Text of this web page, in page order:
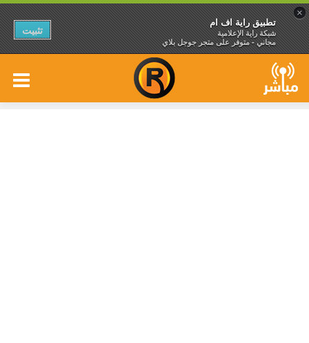
×
تطبيق راية اف ام
شبكة راية الإعلامية
مجاني - متوفر على متجر جوجل بلاي
تثبيت